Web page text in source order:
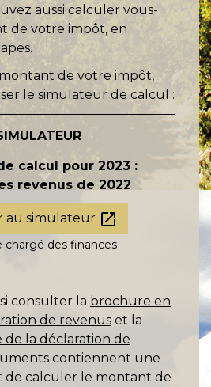
aussi calculer vous-
de votre impôt, en
de votre impôt,
le simulateur de calcul :
calcul pour 2023 :
revenus de 2022
au simulateur open_in_new
chargé des finances
consulter la brochure en
de revenus et la
de la déclaration de
contiennent une
calculer le montant de